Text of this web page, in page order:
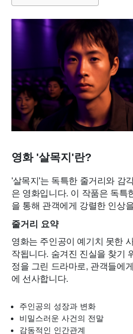
영화 '살목지'란?
'살목지'는 독특한 줄거리와 감
은 영화입니다. 이 작품은 독특
을 통해 관객에게 강렬한 인상
줄거리 요약
영화는 주인공이 예기치 못한
작됩니다. 숨겨진 진실을 찾기
정을 그린 드라마로, 관객들에
에 선사합니다.
주인공의 성장과 변화
비밀스러운 사건의 전말
감동적인 인간관계